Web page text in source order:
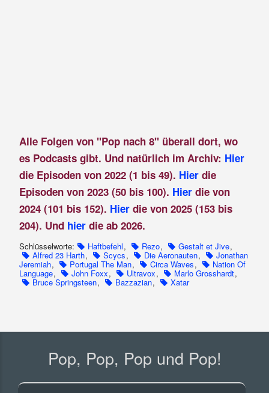
Alle Folgen von "Pop nach 8" überall dort, wo
es Podcasts gibt. Und natürlich im Archiv: Hier
die Episoden von 2022 (1 bis 49). Hierdie
Episoden von 2023 (50 bis 100). Hier die von
2024 (101 bis 152). Hier die von 2025 (153 bis
204). Und hier die ab 2026.
Schlüsselworte: Haftbefehl, Rezo, Gestalt et Jive,
Alfred 23 Harth, Scycs, Die Aeronauten, Jonathan
Jeremiah, Portugal The Man, Circa Waves, Nation Of
Language, John Foxx, Ultravox, Marlo Grosshardt,
Bruce Springsteen, Bazzazian, Xatar
Pop, Pop, Pop und Pop!